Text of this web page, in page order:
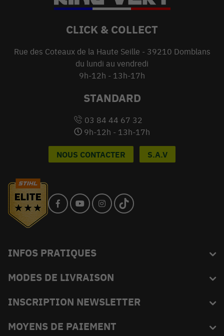
CLICK & COLLECT
Rue des Coteaux de la Haute Seille - 39210 Domblans
du lundi au vendredi
9h-12h - 13h-17h
STANDARD
03 84 44 67 32
9h-12h - 13h-17h
NOUS CONTACTER S.A.V
INFOS PRATIQUES
L'équipe du King
Livraison
MODES DE LIVRAISON
INSCRIPTION NEWSLETTER
Abonnez-vous et recevez en exclusivité les bons plans de
MOYENS DE PAIEMENT